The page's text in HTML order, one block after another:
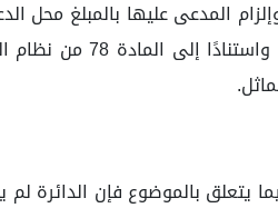
إلغاء الحكم وإلزام المدعى
يتعلق بالموضوع فإن الدائرة